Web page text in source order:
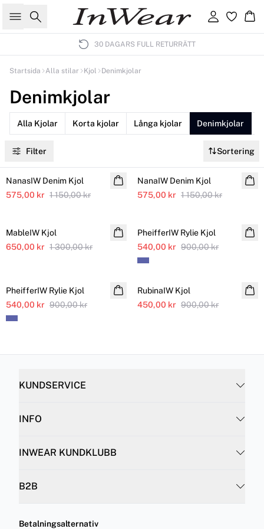
Sök Logga in
30 DAGARS FULL RETURRÄTT
Startsida Alla stilar Kjol Denimkjolar
Denimkjolar
Alla Kjolar Korta kjolar Långa kjolar Denimkjolar
Filter Sortering
SALE
NanasIW Denim Kjol
575,00 kr 1 150,00 kr
NanaIW Denim Kjol
575,00 kr 1 150,00 kr
MableIW Kjol
650,00 kr 1 300,00 kr
PheifferIW Rylie Kjol
540,00 kr 900,00 kr
PheifferIW Rylie Kjol
540,00 kr 900,00 kr
SALE
RubinaIW Kjol
450,00 kr 900,00 kr
KUNDSERVICE
INFO
INWEAR KUNDKLUBB
B2B
Betalningsalternativ